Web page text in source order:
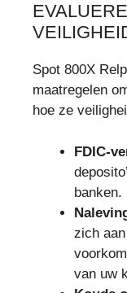
Spot 800X
maatregelen
hoe ze
FDIC-
banken.
zich
van uw